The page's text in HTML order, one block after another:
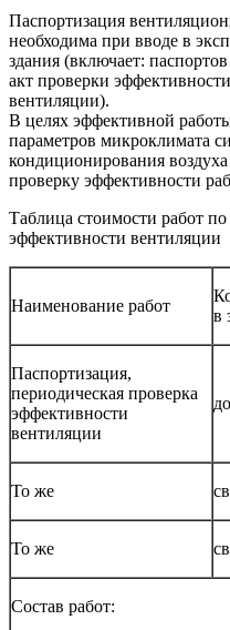
Паспортизация
необходима при вводе в
здания (включает:
акт проверки эффективности
В целях эффективной
параметров микроклимата
кондиционирования
проверку эффективности
Таблица стоимости работ
эффективности вентиляции
Наименование работ
в
Паспортизация,
периодическая проверка
эффективности
вентиляции
То же
То же
Состав работ: